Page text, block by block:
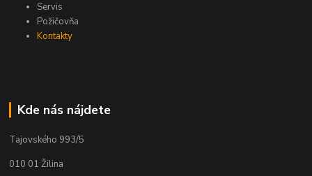
Servis
Požičovňa
Kontakty
Kde nás nájdete
Tajovského 993/5
010 01 Žilina